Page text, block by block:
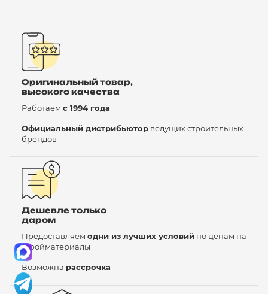
Оригинальный товар,
высокого качества
Работаем с 1994 года
Официальный дистрибьютор ведущих строительных
брендов
Дешевле только
даром
Предоставляем одни из лучших условий по ценам на
стройматериалы
Возможна рассрочка